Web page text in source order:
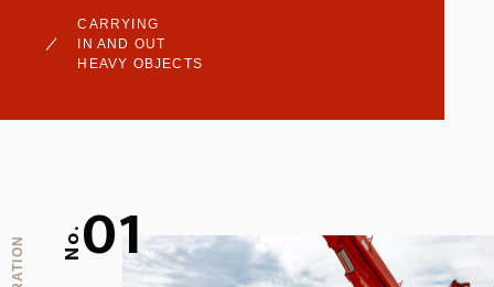
CARRYING
IN AND OUT
HEAVY OBJECTS
No.01